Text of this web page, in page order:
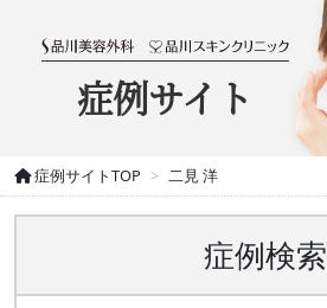
症例サイト
症例サイトTOP 二見 洋
症例検索